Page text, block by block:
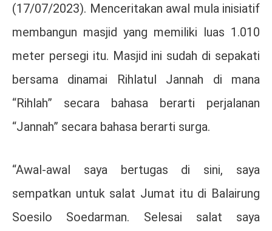
(17/07/2023). Menceritakan awal mula inisiatif
membangun masjid yang memiliki luas 1.010
meter persegi itu. Masjid ini sudah di sepakati
bersama dinamai Rihlatul Jannah di mana
“Rihlah” secara bahasa berarti perjalanan
“Jannah” secara bahasa berarti surga.
“Awal-awal saya bertugas di sini, saya
sempatkan untuk salat Jumat itu di Balairung
Soesilo Soedarman. Selesai salat saya